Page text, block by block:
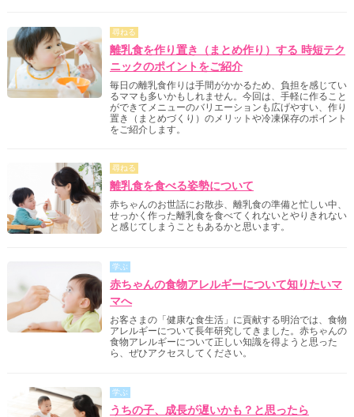
尋ねる
離乳食を作り置き（まとめ作り）する 時短テク
ニックのポイントをご紹介
毎日の離乳食作りは手間がかかるため、負担を感じてい
るママも多いかもしれません。今回は、手軽に作ること
ができてメニューのバリエーションも広げやすい、作り
置き（まとめづくり）のメリットや冷凍保存のポイント
をご紹介します。
尋ねる
離乳食を食べる姿勢について
赤ちゃんのお世話にお散歩、離乳食の準備と忙しい中、
せっかく作った離乳食を食べてくれないとやりきれない
と感じてしまうこともあるかと思います。
学ぶ
赤ちゃんの食物アレルギーについて知りたいマ
マへ
お客さまの「健康な食生活」に貢献する明治では、食物
アレルギーについて長年研究してきました。赤ちゃんの
食物アレルギーについて正しい知識を得ようと思った
ら、ぜひアクセスしてください。
学ぶ
うちの子、成長が遅いかも？と思ったら